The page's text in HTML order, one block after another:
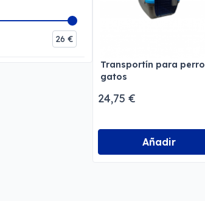
26 €
Transportín para
gatos
24,75 €
Añadir